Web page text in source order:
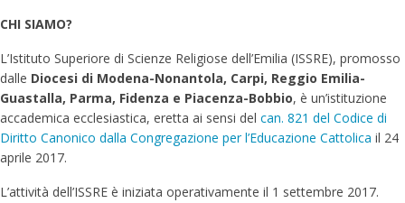
m
CHI SIAMO?
L’Istituto Superiore di Scienze Religiose dell’Emilia (ISSRE), promosso
dalle Diocesi di Modena-Nonantola, Carpi, Reggio Emilia-
Guastalla, Parma, Fidenza e Piacenza-Bobbio, è un’istituzione
accademica ecclesiastica, eretta ai sensi del can. 821 del Codice di
Diritto Canonico dalla Congregazione per l’Educazione Cattolica il 24
aprile 2017.
L’attività dell’ISSRE è iniziata operativamente il 1 settembre 2017.